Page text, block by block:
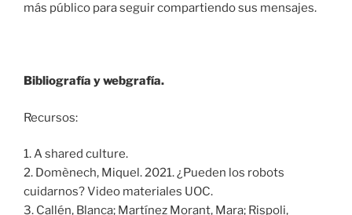
más público para seguir compartiendo sus mensajes.
Bibliografía y webgrafía.
Recursos:
1. A shared culture.
2. Domènech, Miquel. 2021. ¿Pueden los robots
cuidarnos? Video materiales UOC.
3. Callén, Blanca; Martínez Morant, Mara; Rispoli,